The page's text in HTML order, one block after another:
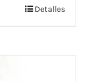
Detalles